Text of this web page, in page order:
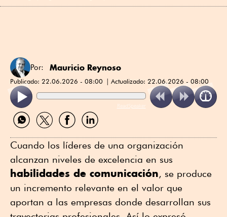
Por: Mauricio Reynoso
Publicado: 22.06.2026 - 08:00 Actualizado: 22.06.2026 - 08:00
ReadSpeaker
Compartir
por
Compartir
por
Compartir
por
Compartir
por
Cuando los líderes de una organización
alcanzan niveles de excelencia en sus
habilidades de comunicación, se produce
un incremento relevante en el valor que
aportan a las empresas donde desarrollan sus